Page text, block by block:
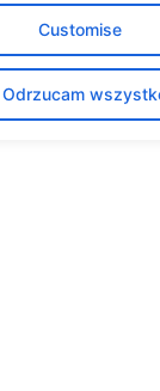
Customise
Odrzucam
OLEJKOWE ABC